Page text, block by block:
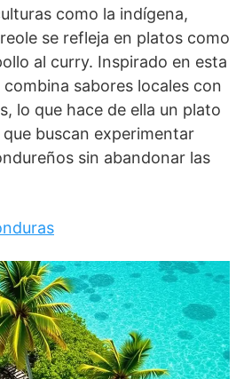
como la indígena,
se refleja en platos como
al curry. Inspirado en esta
sabores locales con
lo que hace de ella un plato
buscan experimentar
sin abandonar las